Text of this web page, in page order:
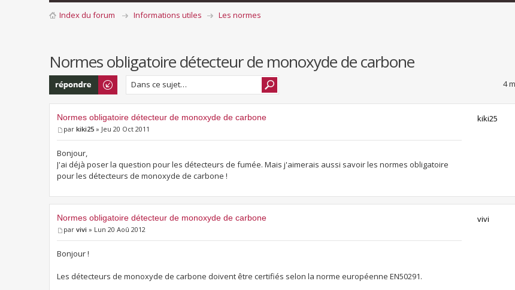
Index du forum Informations utiles Les normes
Normes obligatoire détecteur de monoxyde de carbone
Répondre 4
Normes obligatoire détecteur de monoxyde de carbone
par kiki25 » Jeu 20 Oct 2011
Bonjour,
J'ai déjà poser la question pour les détecteurs de fumée. Mais j'aimerais aussi savoir les normes obligatoire
pour les détecteurs de monoxyde de carbone !
kiki25
Normes obligatoire détecteur de monoxyde de carbone
par vivi » Lun 20 Aoû 2012
Bonjour !
Les détecteurs de monoxyde de carbone doivent être certifiés selon la norme européenne EN50291.
vivi